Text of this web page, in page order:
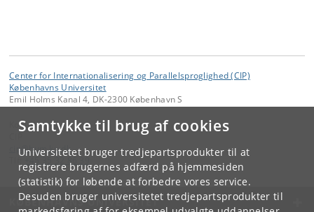
Samtykke til brug af cookies
Universitetet bruger tredjepartsprodukter til at
registrere brugernes adfærd på hjemmesiden
(statistik) for løbende at forbedre vores service.
Desuden bruger universitetet tredjepartsprodukter til
Center for Internationalisering og Parallelsproglighed (CIP)
Københavns Universitet
Emil Holms Kanal 4, DK-2300 København S
Kontakt:
cip @hum.ku.dk
KØBENHAVNS UNIVERSITET